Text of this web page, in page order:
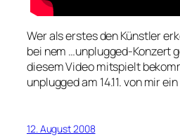
Wer als erstes den Künstler
bei nem …unplugged-Konzert
diesem Video mitspielt
unplugged am 14.11. von mir
12. August 2008